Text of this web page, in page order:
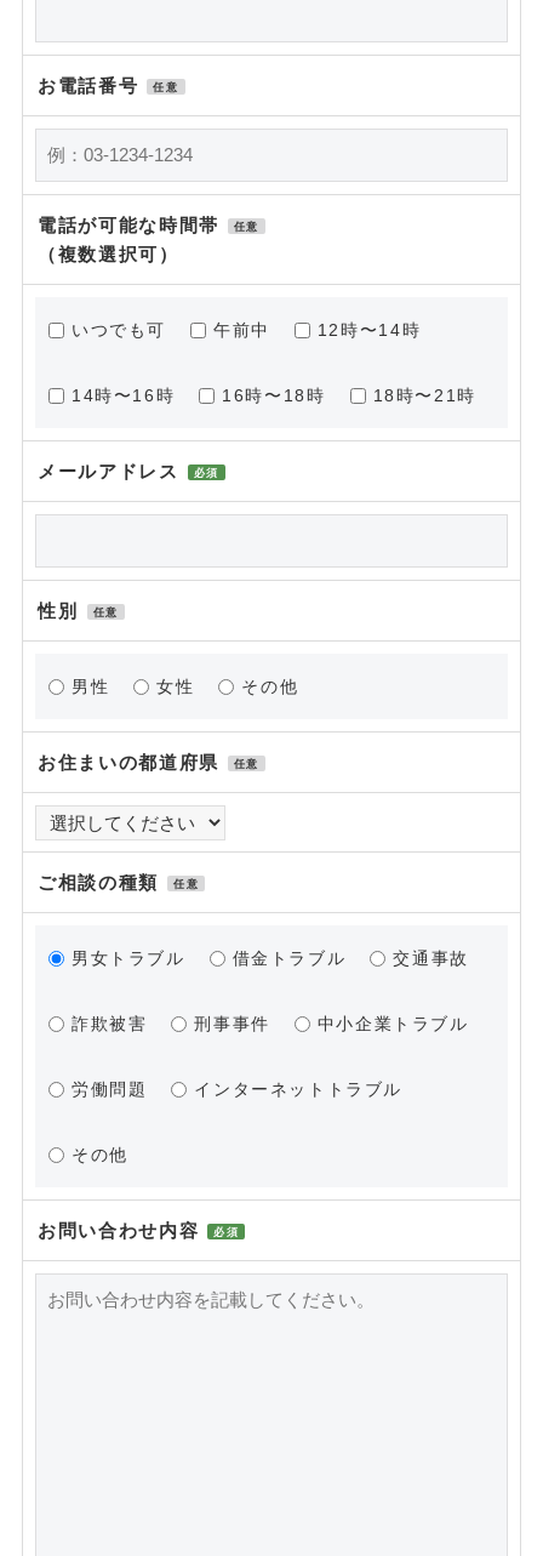
お電話番号 任意
電話が可能な時間帯 任意
（複数選択可）
いつでも可 午前中 12時〜14時
14時〜16時 16時〜18時 18時〜21時
メールアドレス 必須
性別 任意
男性 女性 その他
お住まいの都道府県 任意
ご相談の種類 任意
男女トラブル 借金トラブル 交通事故
詐欺被害 刑事事件 中小企業トラブル
労働問題 インターネットトラブル
その他
お問い合わせ内容 必須